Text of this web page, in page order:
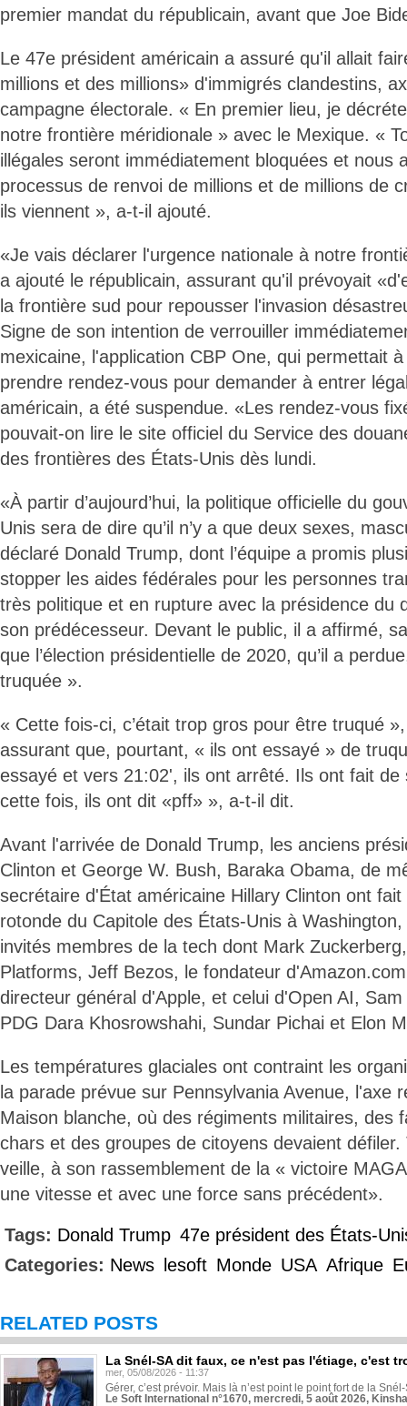
premier mandat du républicain, avant que Joe
Le 47e président américain a assuré qu'il allait
millions et des millions» d'immigrés clandestins,
campagne électorale. « En premier lieu, je
notre frontière méridionale » avec le Mexique. «
illégales seront immédiatement bloquées et nous
processus de renvoi de millions et de millions de
ils viennent », a-t-il ajouté.
«Je vais déclarer l'urgence nationale à notre
a ajouté le républicain, assurant qu'il prévoyait
la frontière sud pour repousser l'invasion
Signe de son intention de verrouiller
mexicaine, l'application CBP One, qui permettait
prendre rendez-vous pour demander à entrer
américain, a été suspendue. «Les rendez-vous
pouvait-on lire le site officiel du Service des
des frontières des États-Unis dès lundi.
«À partir d’aujourd’hui, la politique officielle du
Unis sera de dire qu’il n’y a que deux sexes,
déclaré Donald Trump, dont l’équipe a promis
stopper les aides fédérales pour les personnes
très politique et en rupture avec la présidence du
son prédécesseur. Devant le public, il a affirmé,
que l’élection présidentielle de 2020, qu’il a
truquée ».
« Cette fois-ci, c’était trop gros pour être truqué
assurant que, pourtant, « ils ont essayé » de
essayé et vers 21:02', ils ont arrêté. Ils ont fait de
cette fois, ils ont dit «pff» », a-t-il dit.
Avant l'arrivée de Donald Trump, les anciens
Clinton et George W. Bush, Baraka Obama, de
secrétaire d'État américaine Hillary Clinton ont
rotonde du Capitole des États-Unis à
invités membres de la tech dont Mark
Platforms, Jeff Bezos, le fondateur
directeur général d'Apple, et celui d'Open AI,
PDG Dara Khosrowshahi, Sundar Pichai et Elon
Les températures glaciales ont contraint les
la parade prévue sur Pennsylvania Avenue, l'axe
Maison blanche, où des régiments militaires, des
chars et des groupes de citoyens devaient
veille, à son rassemblement de la « victoire
une vitesse et avec une force sans précédent».
Tags: Donald Trump 47e président des États-
Categories: News lesoft Monde USA Afrique
RELATED POSTS
La Snél-SA dit faux, ce n'est pas l'étiage, c'est
mer, 05/08/2026 - 11:37
Gérer, c’est prévoir. Mais là n’est point le point fort de la
Le Soft International n°1670, mercredi, 5 août 2026,